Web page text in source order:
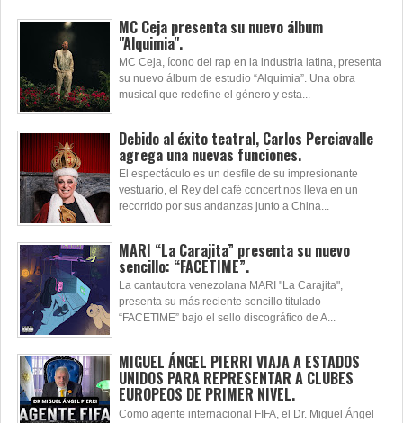
MC Ceja presenta su nuevo álbum
"Alquimia".
MC Ceja, ícono del rap en la industria latina, presenta
su nuevo álbum de estudio “Alquimia”. Una obra
musical que redefine el género y esta...
Debido al éxito teatral, Carlos Perciavalle
agrega una nuevas funciones.
El espectáculo es un desfile de su impresionante
vestuario, el Rey del café concert nos lleva en un
recorrido por sus andanzas junto a China...
MARI “La Carajita” presenta su nuevo
sencillo: “FACETIME”.
La cantautora venezolana MARI "La Carajita",
presenta su más reciente sencillo titulado
“FACETIME” bajo el sello discográfico de A...
MIGUEL ÁNGEL PIERRI VIAJA A ESTADOS
UNIDOS PARA REPRESENTAR A CLUBES
EUROPEOS DE PRIMER NIVEL.
Como agente internacional FIFA, el Dr. Miguel Ángel